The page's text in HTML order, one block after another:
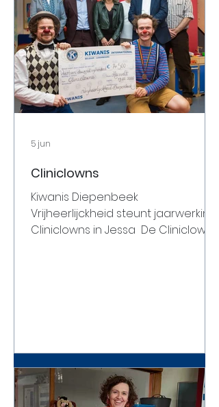
Cliniclowns
Kiwanis Diepenbeek
Vrijheerlijckheid steunt jaarwerking
Cliniclowns in Jessa ​ De Cliniclowns
Kiwanis Diepenbeek besliste om de
volledige jaarwerking van de
5 jun